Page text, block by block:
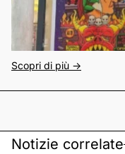
Scopri di più ->
Notizie correlate